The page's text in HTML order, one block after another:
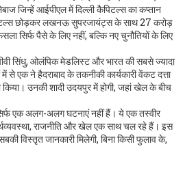
जिन्हें आईपीएल में दिल्ली कैपिटल्स का कप्तान
छोड़कर लखनऊ सुपरजायंट्स के साथ 27 करोड़
सिर्फ पैसे के लिए नहीं, बल्कि नए चुनौतियों के लिए
सिंधु, ओलंपिक मेडलिस्ट और भारत की सबसे ज्यादा
में से एकने हैदराबाद के तकनीकी कार्यकारी वेंकट दत्ता
उनकी शादी उदयपुर में होगी, जहां खेल के बीच
एक अलग-अलग घटनाएं नहीं हैं। ये एक तस्वीर
राजनीति और खेल एक साथ चल रहे हैं। इस
विस्तृत जानकारी मिलेगी, बिना किसी फुलाव के,